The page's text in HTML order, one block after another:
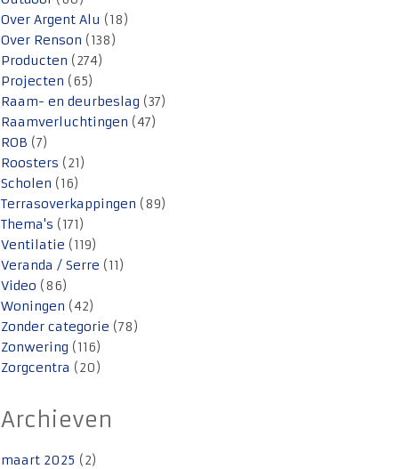
Over Argent Alu (18)
Over Renson (138)
Producten (274)
Projecten (65)
Raam- en deurbeslag (37)
Raamverluchtingen (47)
ROB (7)
Roosters (21)
Scholen (16)
Terrasoverkappingen (89)
Thema's (171)
Ventilatie (119)
Veranda / Serre (11)
Video (86)
Woningen (42)
Zonder categorie (78)
Zonwering (116)
Zorgcentra (20)
Archieven
maart 2025 (2)